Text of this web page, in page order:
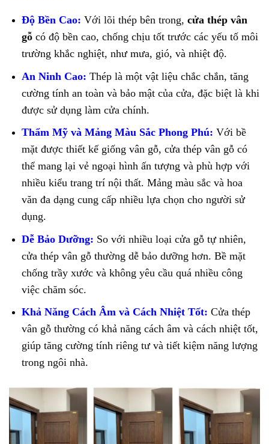
Độ Bền Cao: Với lõi thép bên trong, cửa thép vân
gỗcó độ bền cao, chống chịu tốt trước các yếu tố môi
trường khắc nghiệt, như mưa, gió, và nhiệt độ.
An Ninh Cao: Thép là một vật liệu chắc chắn, tăng
cường tính an toàn và bảo mật của cửa, đặc biệt là khi
được sử dụng làm cửa chính.
Thẩm Mỹ và Mảng Màu Sắc Phong Phú: Với bề
mặt được thiết kế giống vân gỗ, cửa thép vân gỗ có
thể mang lại vẻ ngoại hình ấn tượng và phù hợp với
nhiều kiểu trang trí nội thất. Mảng màu sắc và hoa
văn đa dạng cung cấp nhiều lựa chọn cho người sử
dụng.
Dễ Bảo Dưỡng: So với nhiều loại cửa gỗ tự nhiên,
cửa thép vân gỗ thường dễ bảo dưỡng hơn. Bề mặt
chống trầy xước và không yêu cầu quá nhiều công
việc chăm sóc.
Khả Năng Cách Âm và Cách Nhiệt Tốt: Cửa thép
vân gỗ thường có khả năng cách âm và cách nhiệt tốt,
giúp tăng cường tính riêng tư và tiết kiệm năng lượng
trong ngôi nhà.